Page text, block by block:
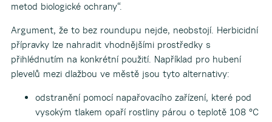
metod biologické ochrany“.
Argument, že to bez roundupu nejde, neobstojí. Herbicidní
přípravky lze nahradit vhodnějšími prostředky s
přihlédnutím na konkrétní použití. Například pro hubení
plevelů mezi dlažbou ve městě jsou tyto alternativy:
odstranění pomocí napařovacího zařízení, které pod
vysokým tlakem opaří rostliny párou o teplotě 108 °C